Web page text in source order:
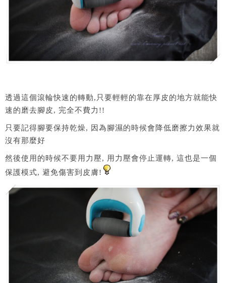
透過這個滾輪快速的轉動,只要輕輕的靠在厚皮的地方就能快
速的磨去腳皮, 完全不費力!!
只要記得腳要保持乾燥, 因為腳濕的時候會降低磨擦力效果就
沒有那麼好
然後使用的時候不要用力壓, 用力壓會停止運轉, 這也是一個
保護模式, 避免傷害到皮膚!